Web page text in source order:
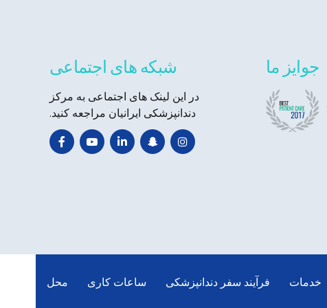
جوایز ما شبکه های اجتماعی
در این لینک های اجتماعی به مرکز
دندانپزشکی ایرانیان مراجعه کنید.
خدمات فرآیند سفر دندانپزشکی ساعات کاری محل